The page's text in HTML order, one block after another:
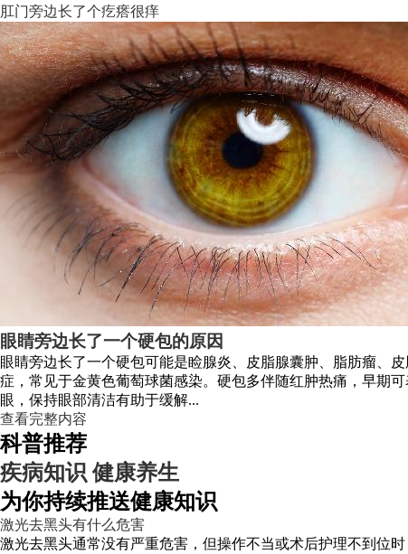
肛门旁边长了个疙瘩很痒
眼睛旁边长了一个硬包的原因
眼睛旁边长了一个硬包可能是睑腺炎、皮脂腺囊肿、脂肪瘤、
症，常见于金黄色葡萄球菌感染。硬包多伴随红肿热痛，早期
眼，保持眼部清洁有助于缓解...
查看完整内容
科普推荐
疾病知识 健康养生
为你持续推送健康知识
激光去黑头有什么危害
激光去黑头通常没有严重危害，但操作不当或术后护理不到位